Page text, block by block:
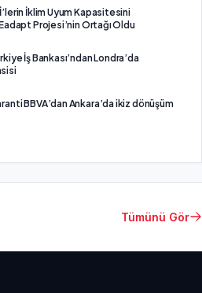
İklim Uyum Kapasitesini
Projesi’nin Ortağı Oldu
İş Bankası’ndan Londra’da
Ankara’da ikiz dönüşüm
Tümünü Gör